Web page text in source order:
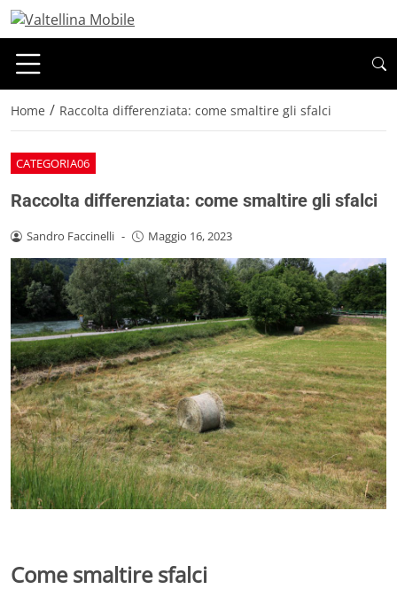
Home / Raccolta differenziata: come smaltire gli sfalci
CATEGORIA06
Raccolta differenziata: come smaltire gli sfalci
Sandro Faccinelli - Maggio 16, 2023
Come smaltire sfalci